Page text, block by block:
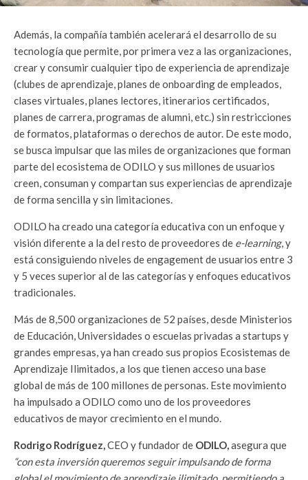
Además, la compañía también acelerará el desarrollo de su
tecnología que permite, por primera vez a las organizaciones,
crear y consumir cualquier tipo de experiencia de aprendizaje
(clubes de aprendizaje, planes de onboarding de empleados,
clases virtuales, planes lectores, itinerarios certificados,
planes de carrera, programas de alumni, etc.) sin restricciones
de formatos, plataformas o derechos de autor. De este modo,
se busca impulsar que las miles de organizaciones que forman
parte del ecosistema de ODILO y sus millones de usuarios
creen, consuman y compartan sus experiencias de aprendizaje
de forma sencilla y sin limitaciones.
ODILO ha creado una categoría educativa con un enfoque y
visión diferente a la del resto de proveedores de e-learning, y
está consiguiendo niveles de engagement de usuarios entre 3
y 5 veces superior al de las categorías y enfoques educativos
tradicionales.
Más de 8,500 organizaciones de 52 países, desde Ministerios
de Educación, Universidades o escuelas privadas a startups y
grandes empresas, ya han creado sus propios Ecosistemas de
Aprendizaje Ilimitados, a los que tienen acceso una base
global de más de 100 millones de personas. Este movimiento
ha impulsado a ODILO como uno de los proveedores
educativos de mayor crecimiento en el mundo.
Rodrigo Rodríguez,CEO y fundador de ODILO,asegura que
“con esta inversión queremos seguir impulsando de forma